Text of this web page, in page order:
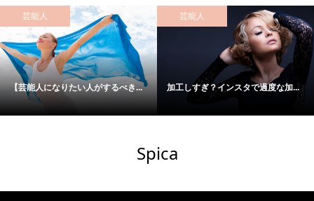
芸能人
【芸能人になりたい人がするべき...
芸能人
加工しすぎ？インスタで過度な加...
Spica